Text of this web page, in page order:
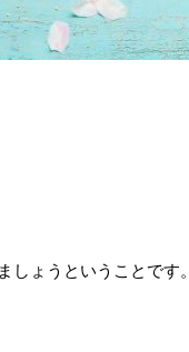
ょうということです。